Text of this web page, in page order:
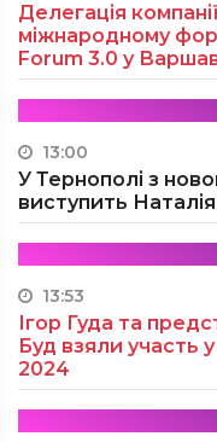
Делегація
міжнародному
Forum 3.0 у
13:00
У Тернополі з
виступить
13:53
Ігор Гуда та
Буд взяли участь
2024